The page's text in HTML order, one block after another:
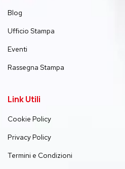
Blog
Ufficio Stampa
Eventi
Rassegna Stampa
Link Utili
Cookie Policy
Privacy Policy
Termini e Condizioni